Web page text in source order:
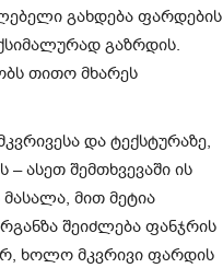
გახდება ფარდების
გაზრდის.
თითო მხარეს
და ტექსტურაზე,
ასეთ შემთხვევაში ის
მით მეტია
შეიძლება ფანჯრის
ხოლო მკვრივი ფარდის